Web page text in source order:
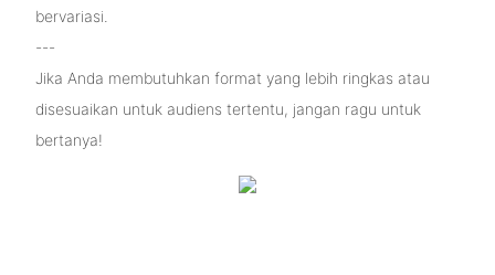
bervariasi.
---
Jika Anda membutuhkan format yang lebih ringkas atau
disesuaikan untuk audiens tertentu, jangan ragu untuk
bertanya!